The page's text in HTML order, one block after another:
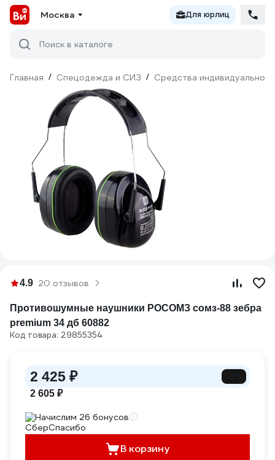
Москва Для юрлиц
Поиск в каталоге
Главная / Спецодежда и СИЗ / Средства индивидуальной
4.9 20 отзывов
Противошумные наушники РОСОМЗ сомз-88 зебра
premium 34 дб 60882
Код товара: 29855354
2 425 ₽
2 605 ₽
Начислим 26 бонусов
В корзину